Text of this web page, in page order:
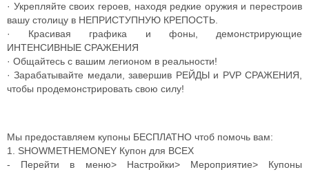
· Укрепляйте своих героев, находя редкие оружия и перестроив
вашу столицу в НЕПРИСТУПНУЮ КРЕПОСТЬ.
· Красивая графика и фоны, демонстрирующие
ИНТЕНСИВНЫЕ СРАЖЕНИЯ
· Общайтесь с вашим легионом в реальности!
· Зарабатывайте медали, завершив РЕЙДЫ и PVP СРАЖЕНИЯ,
чтобы продемонстрировать свою силу!
Мы предоставляем купоны БЕСПЛАТНО чтоб помочь вам:
1. SHOWMETHEMONEY Купон для ВСЕХ
- Перейти в меню> Настройки> Мероприятие> Купоны